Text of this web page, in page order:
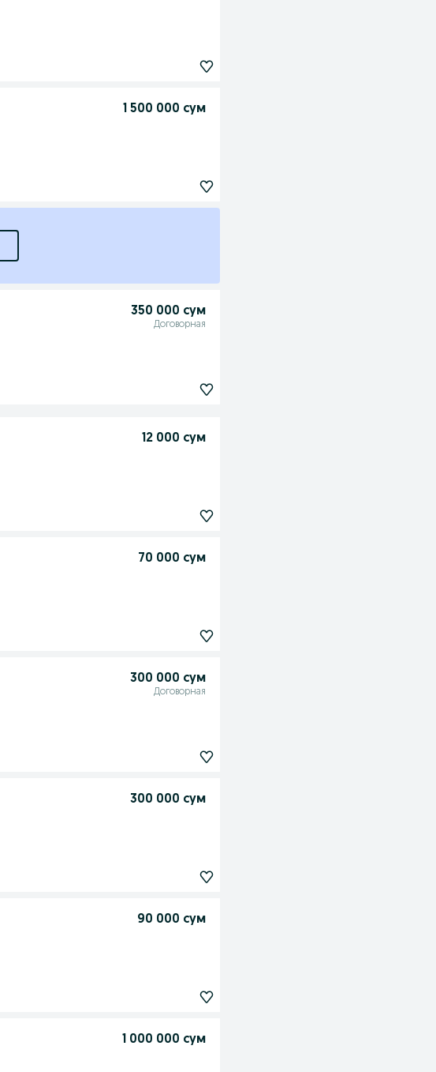
1 500 000 сум
350 000 сум
Договорная
12 000 сум
70 000 сум
300 000 сум
Договорная
300 000 сум
90 000 сум
1 000 000 сум